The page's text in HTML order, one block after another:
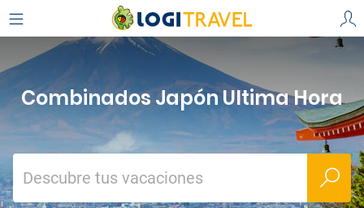
Combinados Japón Ultima Hora
Descubre tus vacaciones